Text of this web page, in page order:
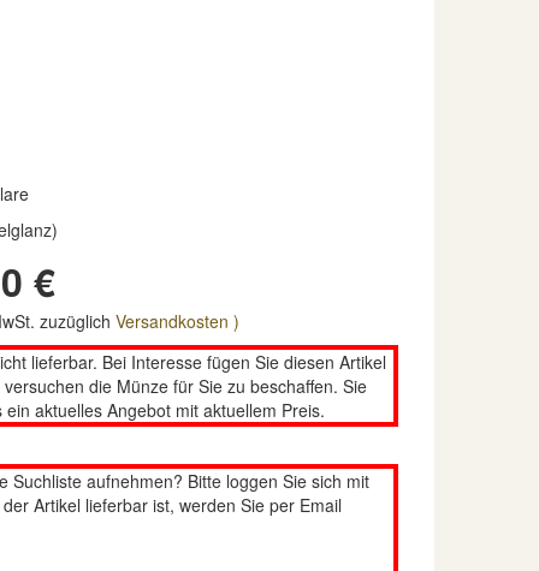
€
zuzüglich Versandkosten )
lieferbar. Bei Interesse fügen Sie diesen Artikel
die Münze für Sie zu beschaffen. Sie
aktuelles Angebot mit aktuellem Preis.
Suchliste aufnehmen? Bitte loggen Sie sich mit
Artikel lieferbar ist, werden Sie per Email